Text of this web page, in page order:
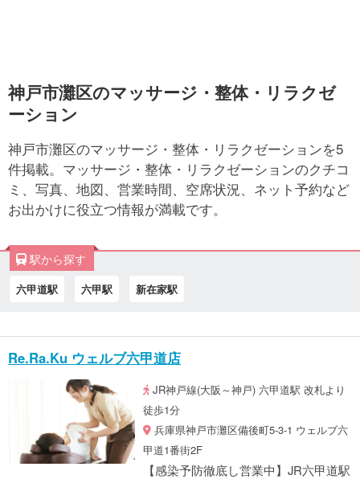
神戸市灘区のマッサージ・整体・リラクゼ
ーション
神戸市灘区のマッサージ・整体・リラクゼーションを5
件掲載。マッサージ・整体・リラクゼーションのクチコ
ミ、写真、地図、営業時間、空席状況、ネット予約など
お出かけに役立つ情報が満載です。
駅から探す
六甲道駅 六甲駅 新在家駅
Re.Ra.Ku ウェルブ六甲道店
JR神戸線(大阪～神戸) 六甲道駅 改札より
徒歩1分
兵庫県神戸市灘区備後町5-3-1 ウェルブ六
甲道1番街2F
【感染予防徹底し営業中】JR六甲道駅